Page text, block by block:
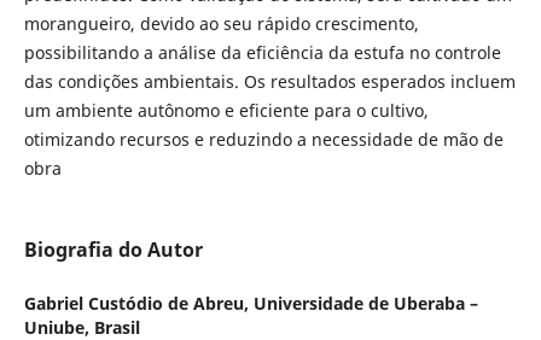
morangueiro, devido ao seu rápido crescimento,
possibilitando a análise da eficiência da estufa no controle
das condições ambientais. Os resultados esperados incluem
um ambiente autônomo e eficiente para o cultivo,
otimizando recursos e reduzindo a necessidade de mão de
obra
Biografia do Autor
Gabriel Custódio de Abreu, Universidade de Uberaba –
Uniube, Brasil